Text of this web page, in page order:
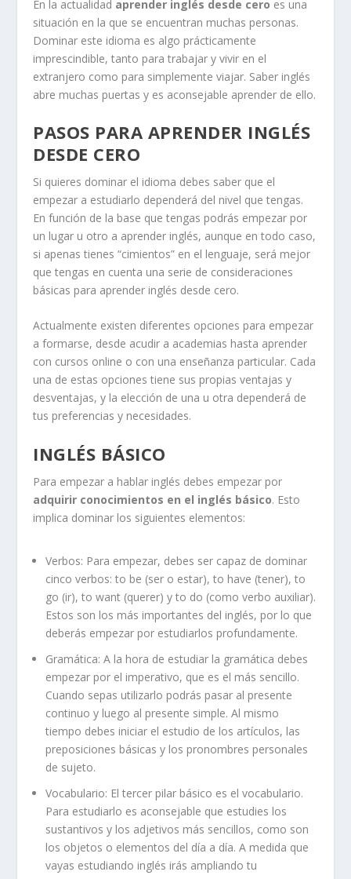
En la actualidad aprender inglés desde cero es una
situación en la que se encuentran muchas personas.
Dominar este idioma es algo prácticamente
imprescindible, tanto para trabajar y vivir en el
extranjero como para simplemente viajar. Saber inglés
abre muchas puertas y es aconsejable aprender de ello.
PASOS PARA APRENDER INGLÉS
DESDE CERO
Si quieres dominar el idioma debes saber que el
empezar a estudiarlo dependerá del nivel que tengas.
En función de la base que tengas podrás empezar por
un lugar u otro a aprender inglés, aunque en todo caso,
si apenas tienes “cimientos” en el lenguaje, será mejor
que tengas en cuenta una serie de consideraciones
básicas para aprender inglés desde cero.
Actualmente existen diferentes opciones para empezar
a formarse, desde acudir a academias hasta aprender
con cursos online o con una enseñanza particular. Cada
una de estas opciones tiene sus propias ventajas y
desventajas, y la elección de una u otra dependerá de
tus preferencias y necesidades.
INGLÉS BÁSICO
Para empezar a hablar inglés debes empezar por
adquirir conocimientos en el inglés básico. Esto
implica dominar los siguientes elementos:
Verbos: Para empezar, debes ser capaz de dominar
cinco verbos: to be (ser o estar), to have (tener), to
go (ir), to want (querer) y to do (como verbo auxiliar).
Estos son los más importantes del inglés, por lo que
deberás empezar por estudiarlos profundamente.
Gramática: A la hora de estudiar la gramática debes
empezar por el imperativo, que es el más sencillo.
Cuando sepas utilizarlo podrás pasar al presente
continuo y luego al presente simple. Al mismo
tiempo debes iniciar el estudio de los artículos, las
preposiciones básicas y los pronombres personales
de sujeto.
Vocabulario: El tercer pilar básico es el vocabulario.
Para estudiarlo es aconsejable que estudies los
sustantivos y los adjetivos más sencillos, como son
los objetos o elementos del día a día. A medida que
vayas estudiando inglés irás ampliando tu